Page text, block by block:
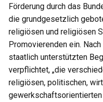
Förderung durch das
die grundgesetzlich
religiösen und religiösen
Promovierenden ein.
staatlich unterstützten
verpflichtet, „die
religiösen, politischen,
gewerkschaftsorientierten